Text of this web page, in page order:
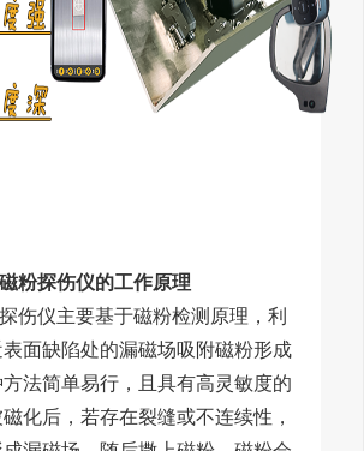
粉探伤仪的工作原理
伤仪主要基于磁粉检测原理，利
面缺陷处的漏磁场吸附磁粉形成
法简单易行，且具有高灵敏度的
化后，若存在裂缝或不连续性，